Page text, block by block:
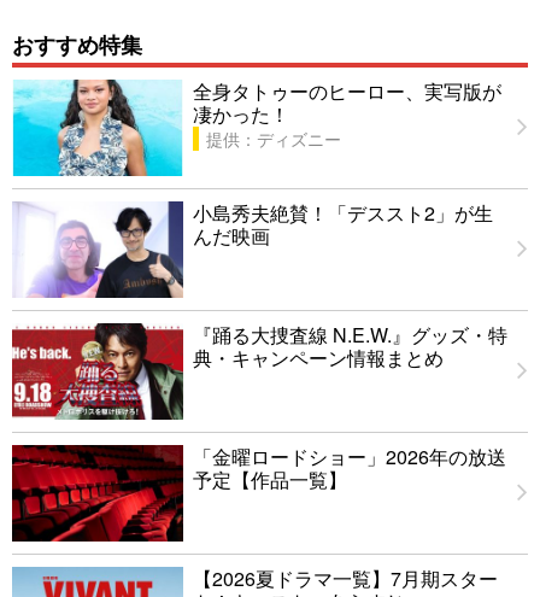
おすすめ特集
全身タトゥーのヒーロー、実写版が
凄かった！
提供：ディズニー
小島秀夫絶賛！「デススト2」が生
んだ映画
『踊る大捜査線 N.E.W.』グッズ・特
典・キャンペーン情報まとめ
「金曜ロードショー」2026年の放送
予定【作品一覧】
【2026夏ドラマ一覧】7月期スター